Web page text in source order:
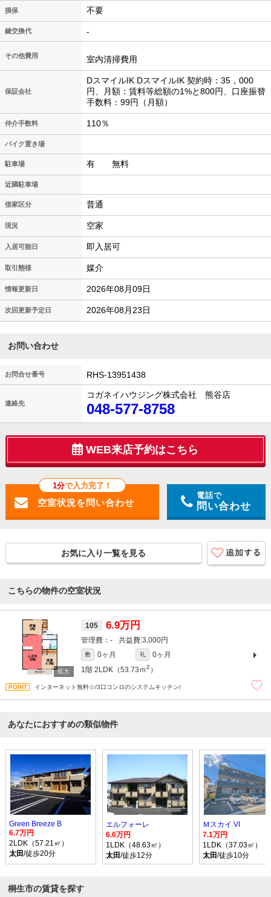
損保 不要
鍵交換代 -
その他費用 室内清掃費用
保証会社
DスマイルIK DスマイルIK 契約時：35，000
円、月額：賃料等総額の1%と800円、口座振替
手数料：99円（月額）
仲介手数料 110％
バイク置き場
駐車場 有 無料
近隣駐車場
借家区分 普通
現況 空家
入居可能日 即入居可
取引態様 媒介
情報更新日 2026年08月09日
次回更新予定日 2026年08月23日
お問い合わせ
お問合せ番号 RHS-13951438
連絡先
コガネイハウジング株式会社 熊谷店
048-577-8758
WEB来店予約はこちら
1分で入力完了！
電話で
問い合わせ
お気に入り一覧を見る
こちらの物件の空室状況
105 6.9万円
- 3,000円
敷 0ヶ月 礼
0ヶ月
1階 2LDK（53.73ｍ2 ）
インターネット無料☆/3口コンロのシステムキッチン/
あなたにおすすめの類似物件
Green Breeze B
6.7万円
2LDK（57.21㎡）
太田/徒歩20分
エルフォーレ
6.6万円
1LDK（48.63㎡）
太田/徒歩12分
Ｍスカイ VI
7.1万円
1LDK（37.03㎡）
太田/徒歩10分
桐生市の賃貸を探す